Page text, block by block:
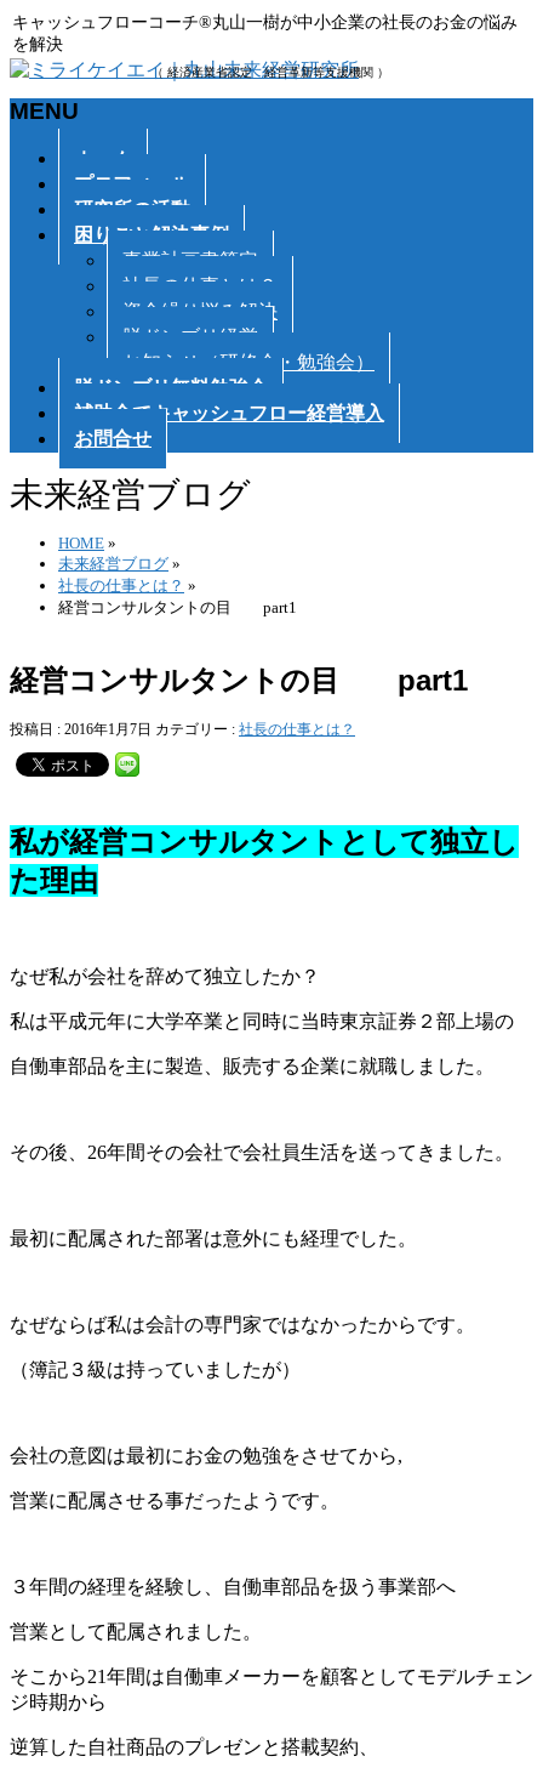
キャッシュフローコーチ®丸山一樹が中小企業の社長のお金の悩み
を解決
（ 経済産業省認定 経営革新等支援機関 ）
MENU
ホーム
プロフィール
研究所の活動
困りごと解決事例
事業計画書策定
社長の仕事とは？
資金繰り悩み解決
脱ドンブリ経営
お知らせ（研修会・勉強会）
脱ドンブリ無料勉強会
補助金でキャッシュフロー経営導入
お問合せ
未来経営ブログ
HOME »
未来経営ブログ »
社長の仕事とは？ »
経営コンサルタントの目 part1
経営コンサルタントの目 part1
投稿日 : 2016年1月7日 カテゴリー : 社長の仕事とは？
私が経営コンサルタントとして独立し
た理由
なぜ私が会社を辞めて独立したか？
私は平成元年に大学卒業と同時に当時東京証券２部上場の
自働車部品を主に製造、販売する企業に就職しました。
その後、26年間その会社で会社員生活を送ってきました。
最初に配属された部署は意外にも経理でした。
なぜならば私は会計の専門家ではなかったからです。
（簿記３級は持っていましたが）
会社の意図は最初にお金の勉強をさせてから,
営業に配属させる事だったようです。
３年間の経理を経験し、自働車部品を扱う事業部へ
営業として配属されました。
そこから21年間は自働車メーカーを顧客としてモデルチェン
ジ時期から
逆算した自社商品のプレゼンと搭載契約、